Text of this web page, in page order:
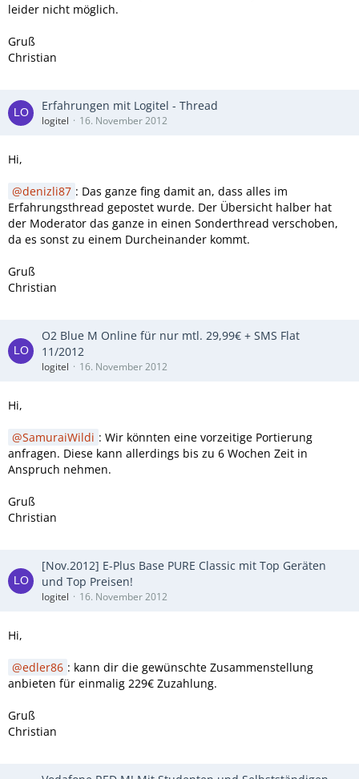
leider nicht möglich.
Gruß
Christian
Erfahrungen mit Logitel - Thread
logitel 16. November 2012
Hi,
denizli87 : Das ganze fing damit an, dass alles im
Erfahrungsthread gepostet wurde. Der Übersicht halber hat
der Moderator das ganze in einen Sonderthread verschoben,
da es sonst zu einem Durcheinander kommt.
Gruß
Christian
O2 Blue M Online für nur mtl. 29,99€ + SMS Flat
11/2012
logitel 16. November 2012
Hi,
SamuraiWildi : Wir könnten eine vorzeitige Portierung
anfragen. Diese kann allerdings bis zu 6 Wochen Zeit in
Anspruch nehmen.
Gruß
Christian
[Nov.2012] E-Plus Base PURE Classic mit Top Geräten
und Top Preisen!
logitel 16. November 2012
Hi,
edler86 : kann dir die gewünschte Zusammenstellung
anbieten für einmalig 229€ Zuzahlung.
Gruß
Christian